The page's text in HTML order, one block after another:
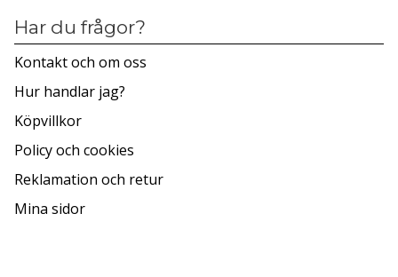
Har du frågor?
Kontakt och om oss
Hur handlar jag?
Köpvillkor
Policy och cookies
Reklamation och retur
Mina sidor